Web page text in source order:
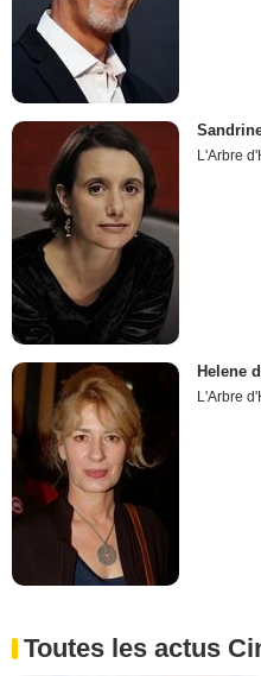
L'Arbre
Helene
L'Arbre
Toutes les actus